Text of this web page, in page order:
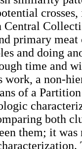
primary
and doing
time and
work, a non-
of a
both
them; it